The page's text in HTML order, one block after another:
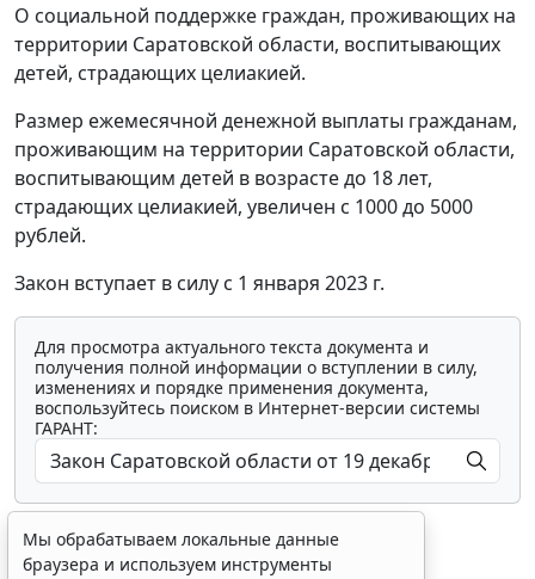
О социальной поддержке граждан, проживающих на
территории Саратовской области, воспитывающих
детей, страдающих целиакией.
Размер ежемесячной денежной выплаты гражданам,
проживающим на территории Саратовской области,
воспитывающим детей в возрасте до 18 лет,
страдающих целиакией, увеличен с 1000 до 5000
рублей.
Закон вступает в силу с 1 января 2023 г.
Для просмотра актуального текста документа и
получения полной информации о вступлении в силу,
изменениях и порядке применения документа,
воспользуйтесь поиском в Интернет-версии системы
ГАРАНТ:
Мы обрабатываем локальные данные
браузера и используем инструменты